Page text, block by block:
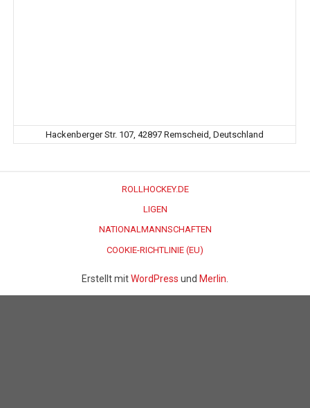
Hackenberger Str. 107, 42897 Remscheid, Deutschland
ROLLHOCKEY.DE
LIGEN
NATIONALMANNSCHAFTEN
COOKIE-RICHTLINIE (EU)
Erstellt mitWordPress und Merlin